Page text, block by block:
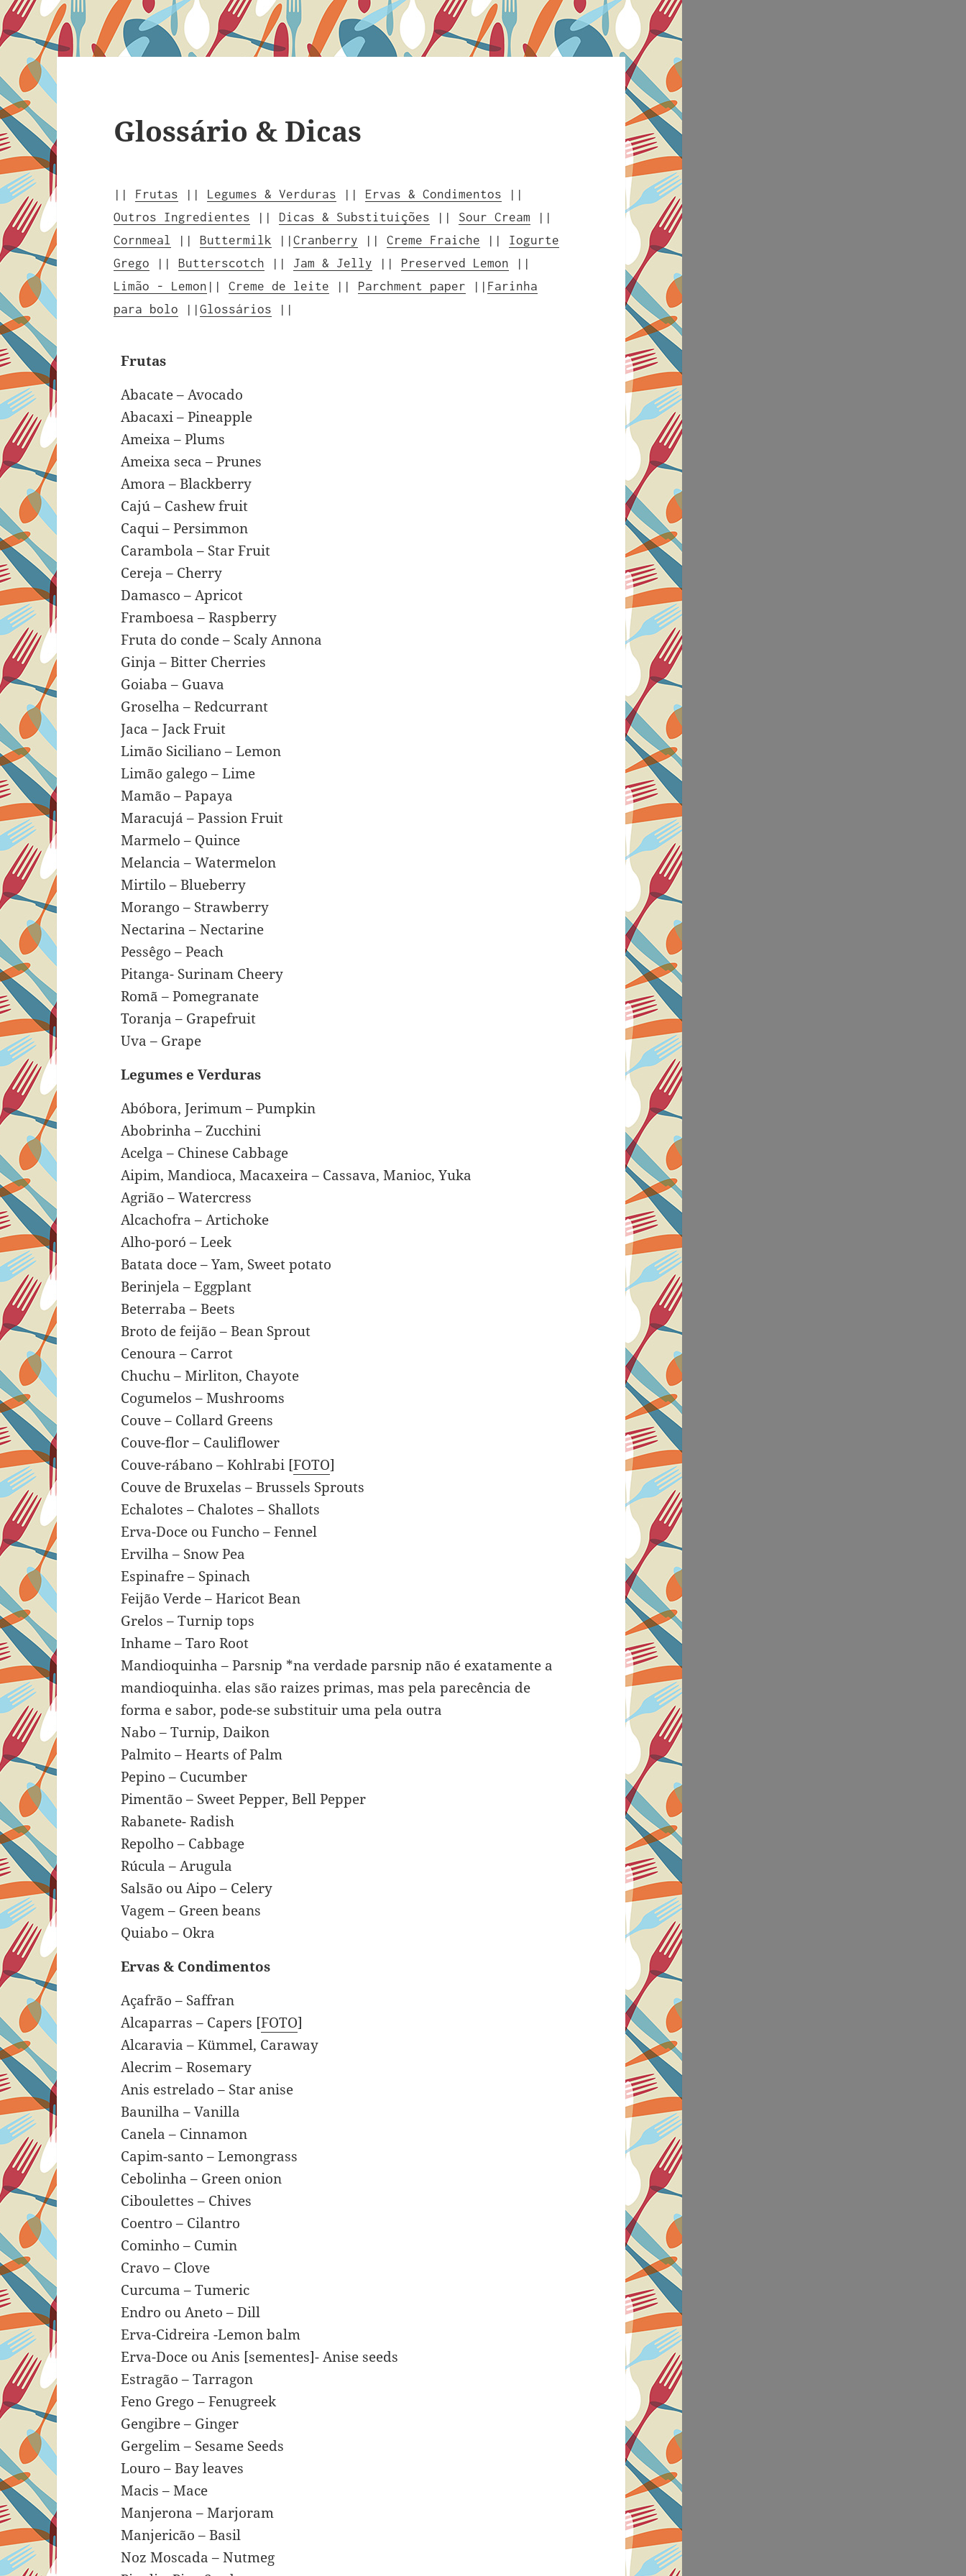
Glossário & Dicas
|| Frutas || Legumes & Verduras || Ervas & Condimentos ||
Outros Ingredientes || Dicas & Substituições || Sour Cream ||
Cornmeal
|| Buttermilk ||Cranberry ||Creme Fraiche || Iogurte
Grego || Butterscotch || Jam & Jelly || Preserved Lemon ||
Limão - Lemon ||Creme de leite || Parchment paper || Farinha
para bolo ||Glossários ||
Frutas
Abacate – Avocado
Abacaxi – Pineapple
Ameixa – Plums
Ameixa seca – Prunes
Amora – Blackberry
Cajú – Cashew fruit
Caqui – Persimmon
Carambola – Star Fruit
Cereja – Cherry
Damasco – Apricot
Framboesa – Raspberry
Fruta do conde – Scaly Annona
Ginja – Bitter Cherries
Goiaba – Guava
Groselha – Redcurrant
Jaca – Jack Fruit
Limão Siciliano – Lemon
Limão galego – Lime
Mamão – Papaya
Maracujá – Passion Fruit
Marmelo – Quince
Melancia – Watermelon
Mirtilo – Blueberry
Morango – Strawberry
Nectarina – Nectarine
Pessêgo – Peach
Pitanga- Surinam Cheery
Romã – Pomegranate
Toranja – Grapefruit
Uva – Grape
Legumes e Verduras
Abóbora, Jerimum – Pumpkin
Abobrinha – Zucchini
Acelga – Chinese Cabbage
Aipim, Mandioca, Macaxeira – Cassava, Manioc, Yuka
Agrião – Watercress
Alcachofra – Artichoke
Alho-poró – Leek
Batata doce – Yam, Sweet potato
Berinjela – Eggplant
Beterraba – Beets
Broto de feijão – Bean Sprout
Cenoura – Carrot
Chuchu – Mirliton, Chayote
Cogumelos – Mushrooms
Couve – Collard Greens
Couve-flor – Cauliflower
Couve-rábano – Kohlrabi [FOTO]
Couve de Bruxelas – Brussels Sprouts
Echalotes – Chalotes – Shallots
Erva-Doce ou Funcho – Fennel
Ervilha – Snow Pea
Espinafre – Spinach
Feijão Verde – Haricot Bean
Grelos – Turnip tops
Inhame – Taro Root
Mandioquinha – Parsnip *na verdade parsnip não é exatamente a
mandioquinha. elas são raizes primas, mas pela parecência de
forma e sabor, pode-se substituir uma pela outra
Nabo – Turnip, Daikon
Palmito – Hearts of Palm
Pepino – Cucumber
Pimentão – Sweet Pepper, Bell Pepper
Rabanete- Radish
Repolho – Cabbage
Rúcula – Arugula
Salsão ou Aipo – Celery
Vagem – Green beans
Quiabo – Okra
Ervas & Condimentos
Açafrão – Saffran
Alcaparras – Capers [FOTO]
Alcaravia – Kümmel, Caraway
Alecrim – Rosemary
Anis estrelado – Star anise
Baunilha – Vanilla
Canela – Cinnamon
Capim-santo – Lemongrass
Cebolinha – Green onion
Ciboulettes – Chives
Coentro – Cilantro
Cominho – Cumin
Cravo – Clove
Curcuma – Tumeric
Endro ou Aneto – Dill
Erva-Cidreira -Lemon balm
Erva-Doce ou Anis [sementes]- Anise seeds
Estragão – Tarragon
Feno Grego – Fenugreek
Gengibre – Ginger
Gergelim – Sesame Seeds
Louro – Bay leaves
Macis – Mace
Manjerona – Marjoram
Manjericão – Basil
Noz Moscada – Nutmeg